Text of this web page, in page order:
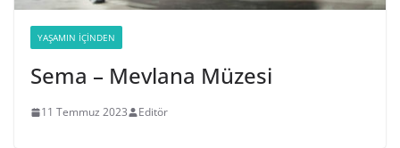
YAŞAMIN İÇINDEN
Sema – Mevlana Müzesi
11 Temmuz 2023 Editör